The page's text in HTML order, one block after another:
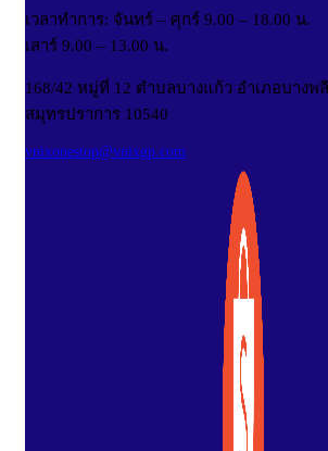
เวลาทำการ: จันทร์ – ศุกร์ 9.00 – 18.00 น.
เสาร์ 9.00 – 13.00 น.
168/42 หมู่ที่ 12 ตำบลบางแก้ว อำเภอบางพ
สมุทรปราการ 10540
vnixonestop@vnixgp.com